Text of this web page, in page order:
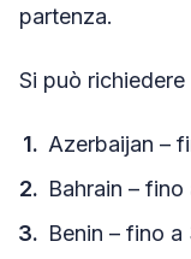
partenza.
Si può richiedere
Azerbaijan –
Bahrain – fino
Benin – fino